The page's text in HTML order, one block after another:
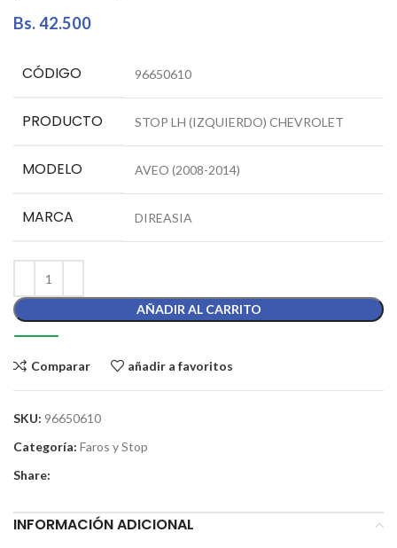
Bs.42.500
CÓDIGO 96650610
PRODUCTO STOP LH (IZQUIERDO) CHEVROLET
MODELO AVEO (2008-2014)
MARCA DIREASIA
AÑADIR AL CARRITO
Comparar añadir a favoritos
SKU: 96650610
Categoría: Faros y Stop
Share:
INFORMACIÓN ADICIONAL